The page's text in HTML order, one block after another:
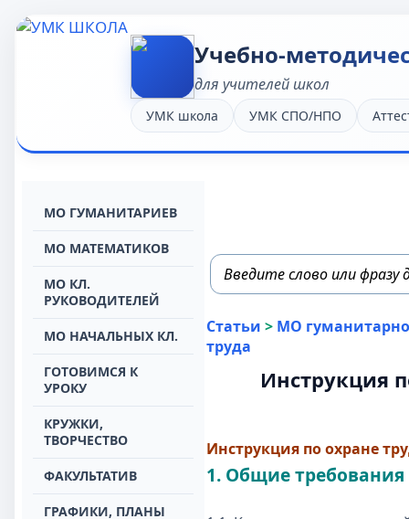
Учебно-
для учителей школ
УМК школа УМК СПО/НПО
МО ГУМАНИТАРИЕВ
МО МАТЕМАТИКОВ
МО КЛ.
РУКОВОДИТЕЛЕЙ
МО НАЧАЛЬНЫХ КЛ.
ГОТОВИМСЯ К
УРОКУ
КРУЖКИ,
ТВОРЧЕСТВО
ФАКУЛЬТАТИВ
ГРАФИКИ, ПЛАНЫ
Статьи > МО
труда
Инструкция
Инструкция по охране
1. Общие требования